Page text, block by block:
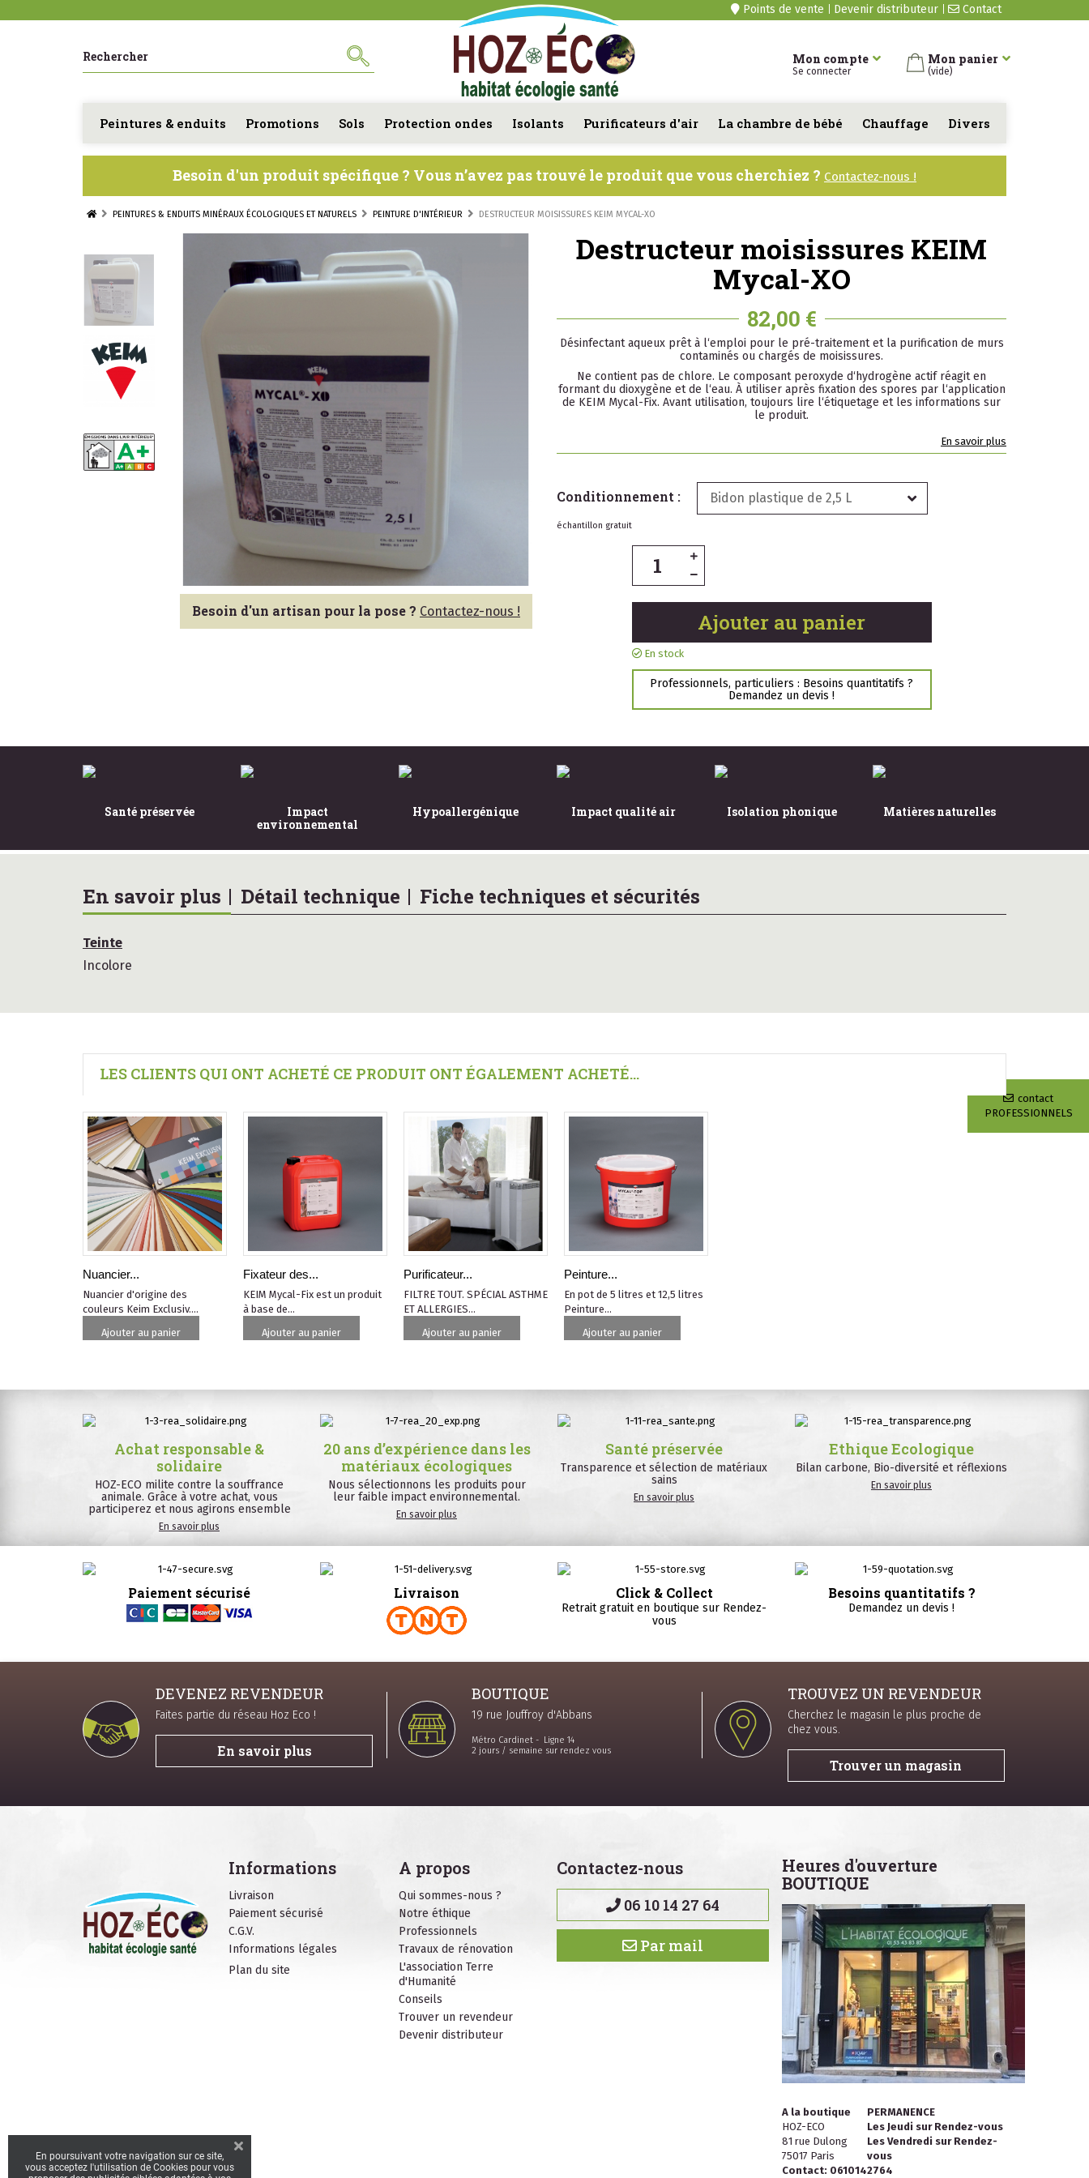
contact
PROFESSIONNELS
Contact
Points de vente Devenir distributeur
Mon panier
(vide)
Mon compte
Se connecter
Peintures & enduits Promotions Sols Protection ondes Isolants Purificateurs d'air La chambre de bébé Chauffage Divers
Besoin d'un produit spécifique ? Vous n’avez pas trouvé le produit que vous cherchiez ? Contactez-nous !
PEINTURES & ENDUITS MINÉRAUX ÉCOLOGIQUES ET NATURELS PEINTURE D'INTÉRIEUR DESTRUCTEUR MOISISSURES KEIM MYCAL-XO
Besoin d'un artisan pour la pose ? Contactez-nous !
Destructeur moisissures KEIM
Mycal-XO
82,00 €
Désinfectant aqueux prêt à l‘emploi pour le pré-traitement et la purification de murs
contaminés ou chargés de moisissures.
Ne contient pas de chlore. Le composant peroxyde d‘hydrogène actif réagit en
formant du dioxygène et de l‘eau. À utiliser après fixation des spores par l‘application
de KEIM Mycal-Fix. Avant utilisation, toujours lire l‘étiquetage et les informations sur
le produit.
En savoir plus
Conditionnement : Bidon plastique de 2,5 L
échantillon gratuit
Ajouter au panier
En stock
Professionnels, particuliers : Besoins quantitatifs ?
Demandez un devis !
Santé préservée
Impact
environnemental
Hypoallergénique Impact qualité air Isolation phonique Matières naturelles
En savoir plus Détail technique Fiche techniques et sécurités
Teinte
Incolore
LES CLIENTS QUI ONT ACHETÉ CE PRODUIT ONT ÉGALEMENT ACHETÉ...
Nuancier...
Nuancier d'origine des
couleurs Keim Exclusiv....
Ajouter au panier
Fixateur des...
KEIM Mycal-Fix est un produit
à base de...
Ajouter au panier
Purificateur...
FILTRE TOUT. SPÉCIAL ASTHME
ET ALLERGIES...
Ajouter au panier
Peinture...
En pot de 5 litres et 12,5 litres
Peinture...
Ajouter au panier
Achat responsable &
solidaire
HOZ-ECO milite contre la souffrance
animale. Grâce à votre achat, vous
participerez et nous agirons ensemble
En savoir plus
20 ans d’expérience dans les
matériaux écologiques
Nous sélectionnons les produits pour
leur faible impact environnemental.
En savoir plus
Santé préservée
Transparence et sélection de matériaux
sains
En savoir plus
Ethique Ecologique
Bilan carbone, Bio-diversité et réflexions
En savoir plus
Paiement sécurisé Livraison Click & Collect
Retrait gratuit en boutique sur Rendez-
vous
Besoins quantitatifs ?
Demandez un devis !
DEVENEZ REVENDEUR
Faites partie du réseau Hoz Eco !
En savoir plus
BOUTIQUE
19 rue Jouffroy d'Abbans
Métro Cardinet - Ligne 14
2 jours / semaine sur rendez vous
TROUVEZ UN REVENDEUR
Cherchez le magasin le plus proche de
chez vous.
Trouver un magasin
Informations
Livraison
Paiement sécurisé
C.G.V.
Informations légales
Plan du site
A propos
Qui sommes-nous ?
Notre éthique
Professionnels
Travaux de rénovation
L'association Terre
d'Humanité
Conseils
Trouver un revendeur
Devenir distributeur
Contactez-nous
06 10 14 27 64
Par mail
Heures d'ouverture
BOUTIQUE
A la boutique
HOZ-ECO
81 rue Dulong
75017 Paris
PERMANENCE
Les Jeudi sur Rendez-vous
Les Vendredi sur Rendez-
vous
Contact: 0610142764
En poursuivant votre navigation sur ce site,
vous acceptez l'utilisation de Cookies pour vous